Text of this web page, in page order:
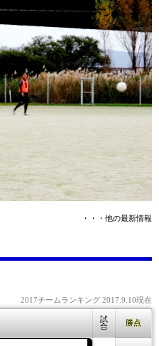
・・・他の最新情報
2017チームランキング 2017.9.10現在
試
合
勝点